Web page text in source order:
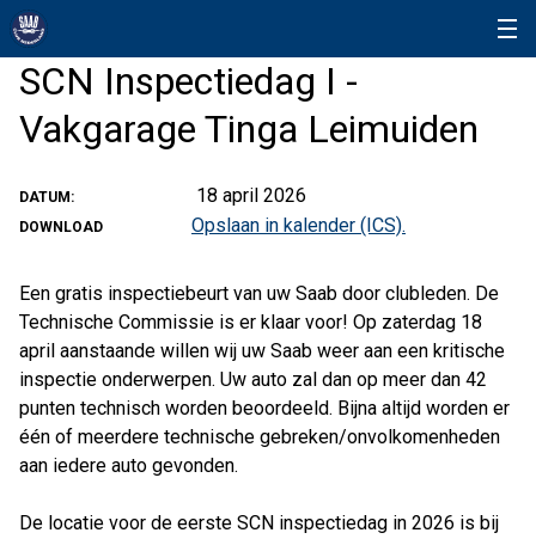
SCN Inspectiedag I -
Vakgarage Tinga Leimuiden
DATUM: 18 april 2026
DOWNLOAD Opslaan in kalender (ICS).
Een gratis inspectiebeurt van uw Saab door clubleden. De
Technische Commissie is er klaar voor! Op zaterdag 18
april aanstaande willen wij uw Saab weer aan een kritische
inspectie onderwerpen. Uw auto zal dan op meer dan 42
punten technisch worden beoordeeld. Bijna altijd worden er
één of meerdere technische gebreken/onvolkomenheden
aan iedere auto gevonden.
De locatie voor de eerste SCN inspectiedag in 2026 is bij